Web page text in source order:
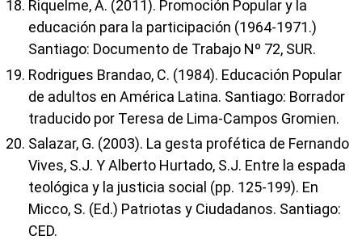
Riquelme, A. (2011). Promoción Popular y la
educación para la participación (1964-1971.)
Santiago: Documento de Trabajo Nº 72, SUR.
Rodrigues Brandao, C. (1984). Educación Popular
de adultos en América Latina. Santiago: Borrador
traducido por Teresa de Lima-Campos Gromien.
Salazar, G. (2003). La gesta profética de Fernando
Vives, S.J. Y Alberto Hurtado, S.J. Entre la espada
teológica y la justicia social (pp. 125-199). En
Micco, S. (Ed.) Patriotas y Ciudadanos. Santiago:
CED.